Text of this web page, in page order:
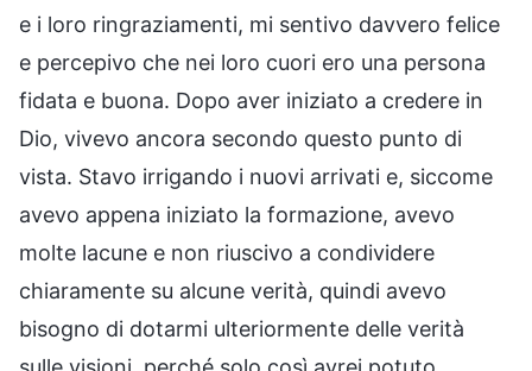
e i loro ringraziamenti, mi sentivo davvero felice
e percepivo che nei loro cuori ero una persona
fidata e buona. Dopo aver iniziato a credere in
Dio, vivevo ancora secondo questo punto di
vista. Stavo irrigando i nuovi arrivati e, siccome
avevo appena iniziato la formazione, avevo
molte lacune e non riuscivo a condividere
chiaramente su alcune verità, quindi avevo
bisogno di dotarmi ulteriormente delle verità